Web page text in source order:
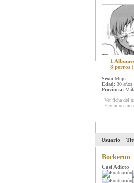
1 Albumes
8 perros
Sexo: Mujer
Edad: 30 años
Provincia:
Ver ficha del
Enviar un
Usuario
Bockeron
Casi Adicto